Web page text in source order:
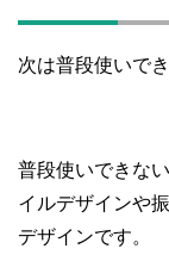
次は普段使いで
普段使いできな
イルデザインや
デザインです。